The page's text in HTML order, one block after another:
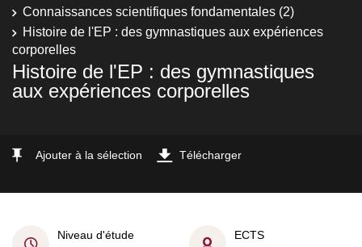
Connaissances scientifiques fondamentales (2)
Histoire de l'EP : des gymnastiques aux expériences
corporelles
Histoire de l'EP : des gymnastiques
aux expériences corporelles
Ajouter à la sélection Télécharger
Niveau d'étude
ECTS